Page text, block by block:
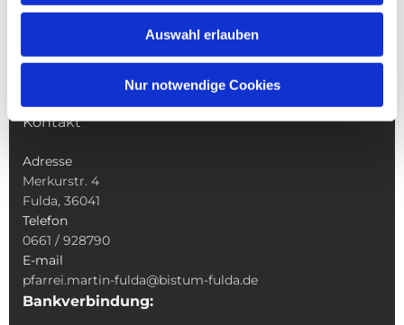
Auswahl erlauben
Nur notwendige Cookies
Wallfahrten
Veranstaltungen & Angebote
Kindertagesstätte St. Andreas
Kontakt
Adresse
Merkurstr. 4
Fulda, 36041
Telefon
0661 / 928790
E-mail
pfarrei.martin-fulda@bistum-fulda.de
Bankverbindung: